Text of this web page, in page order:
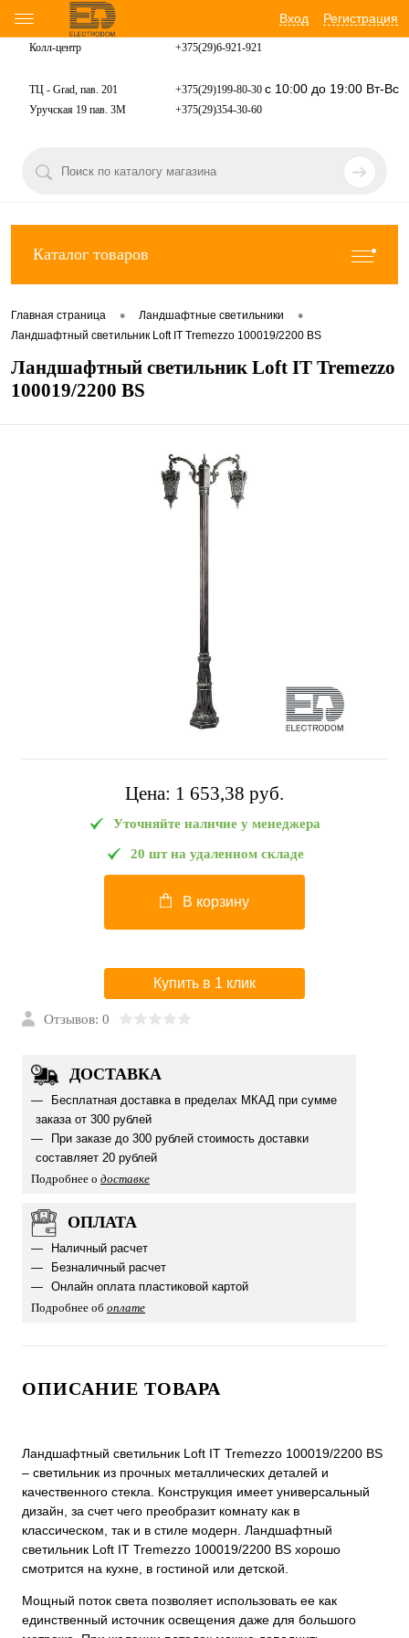
Вход Регистрация
Колл-центр +375(29)6-921-921
ТЦ - Grad, пав. 201 +375(29)199-80-30 с 10:00 до 19:00 Вт-Вс
Уручская 19 пав. 3М +375(29)354-30-60
Каталог товаров
Главная страница • Ландшафтные светильники •
Ландшафтный светильник Loft IT Tremezzo 100019/2200 BS
Ландшафтный светильник Loft IT Tremezzo
100019/2200 BS
Цена: 1 653,38 pуб.
Уточняйте наличие у менеджера
20 шт на удаленном складе
В корзину
Купить в 1 клик
Отзывов: 0
ДОСТАВКА
Бесплатная доставка в пределах МКАД при сумме
заказа от 300 рублей
При заказе до 300 рублей стоимость доставки
составляет 20 рублей
Подробнее о доставке
ОПЛАТА
Наличный расчет
Безналичный расчет
Онлайн оплата пластиковой картой
Подробнее об оплате
ОПИСАНИЕ ТОВАРА
Ландшафтный светильник Loft IT Tremezzo 100019/2200 BS
– светильник из прочных металлических деталей и
качественного стекла. Конструкция имеет универсальный
дизайн, за счет чего преобразит комнату как в
классическом, так и в стиле модерн. Ландшафтный
светильник Loft IT Tremezzo 100019/2200 BS хорошо
смотрится на кухне, в гостиной или детской.
Мощный поток света позволяет использовать ее как
единственный источник освещения даже для большого